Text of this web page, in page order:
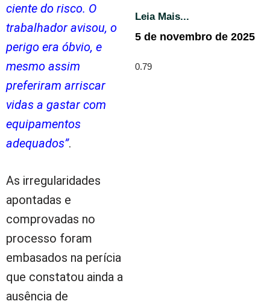
ciente do risco. O
trabalhador avisou, o
perigo era óbvio, e
mesmo assim
preferiram arriscar
vidas a gastar com
equipamentos
adequados”.
As irregularidades
apontadas e
comprovadas no
processo foram
embasados na perícia
que constatou ainda a
ausência de
Leia Mais...
5 de novembro de 2025